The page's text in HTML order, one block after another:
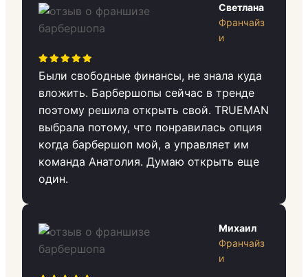
Светлана
Франчайз
и
Были свободные финансы, не знала куда
вложить. Барбершопы сейчас в тренде
поэтому решила открыть свой. TRUEMAN
выбрала потому, что понравилась опция
когда барбершоп мой, а управляет им
команда Анатолия. Думаю открыть еще
один.
Михаил
Франчайз
и